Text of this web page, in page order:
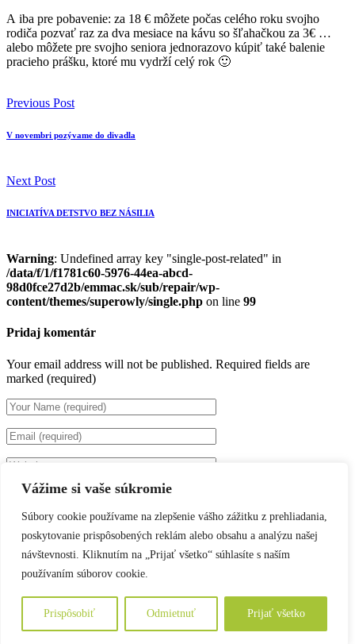
Vážime si vaše súkromie
Súbory cookie používame na zlepšenie vášho zážitku z prehliadania,
poskytovanie prispôsobených reklám alebo obsahu a analýzu našej
návštevnosti. Kliknutím na „Prijať všetko“ súhlasíte s naším
používaním súborov cookie.
Prispôsobiť Odmietnuť Prijať všetko
A iba pre pobavenie: za 18 € môžete počas celého roku svojho
rodiča pozvať raz za dva mesiace na kávu so šľahačkou za 3€ …
alebo môžete pre svojho seniora jednorazovo kúpiť také balenie
pracieho prášku, ktoré mu vydrží celý rok 🙂
Previous Post
V novembri pozývame do divadla
Next Post
INICIATÍVA DETSTVO BEZ NÁSILIA
Warning: Undefined array key "single-post-related" in
/data/f/1/f1781c60-5976-44ea-abcd-
98d0fce27d2b/emmac.sk/sub/repair/wp-
content/themes/superowly/single.php on line 99
Pridaj komentár
Your email address will not be published. Required fields are
marked (required)
Uložiť moje meno, e-mail a webovú stránku v tomto prehliadači
pre moje budúce komentáre.
© Copyright 2017. All Rights Reserved.